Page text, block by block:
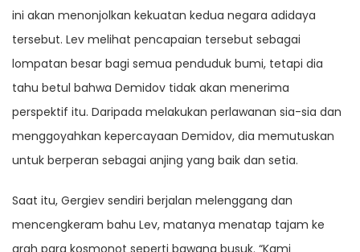
ini akan menonjolkan kekuatan kedua negara adidaya
tersebut. Lev melihat pencapaian tersebut sebagai
lompatan besar bagi semua penduduk bumi, tetapi dia
tahu betul bahwa Demidov tidak akan menerima
perspektif itu. Daripada melakukan perlawanan sia-sia dan
menggoyahkan kepercayaan Demidov, dia memutuskan
untuk berperan sebagai anjing yang baik dan setia.
Saat itu, Gergiev sendiri berjalan melenggang dan
mencengkeram bahu Lev, matanya menatap tajam ke